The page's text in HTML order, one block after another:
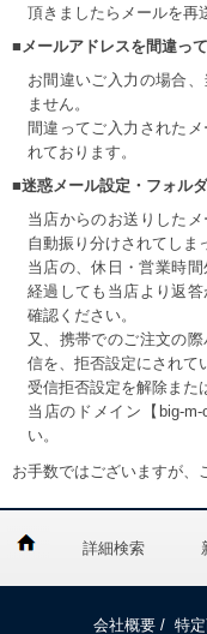
頂きましたらメールを再
■メールアドレスを間違って
お間違いご入力の場合
ません。
間違ってご入力された
れております。
■迷惑メール設定・フォルダ
当店からのお送りした
自動振り分けされてしま
当店の、休日・営業時
経過しても当店より返
確認ください。
又、携帯でのご注文の
信を、拒否設定にされて
受信拒否設定を解除また
当店のドメイン【big-
い。
お手数ではございますが、
詳細検索
会社概要 / 特